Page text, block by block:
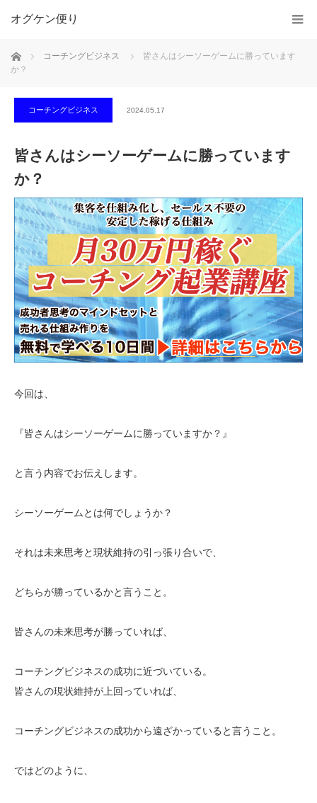
オグケン便り
ホーム コーチングビジネス
皆さんはシーソーゲームに勝っています
か？
コーチングビジネス 2024.05.17
皆さんはシーソーゲームに勝っています
か？
今回は、
『皆さんはシーソーゲームに勝っていますか？』
と言う内容でお伝えします。
シーソーゲームとは何でしょうか？
それは未来思考と現状維持の引っ張り合いで、
どちらが勝っているかと言うこと。
皆さんの未来思考が勝っていれば、
コーチングビジネスの成功に近づいている。
皆さんの現状維持が上回っていれば、
コーチングビジネスの成功から遠ざかっていると言うこと。
ではどのように、